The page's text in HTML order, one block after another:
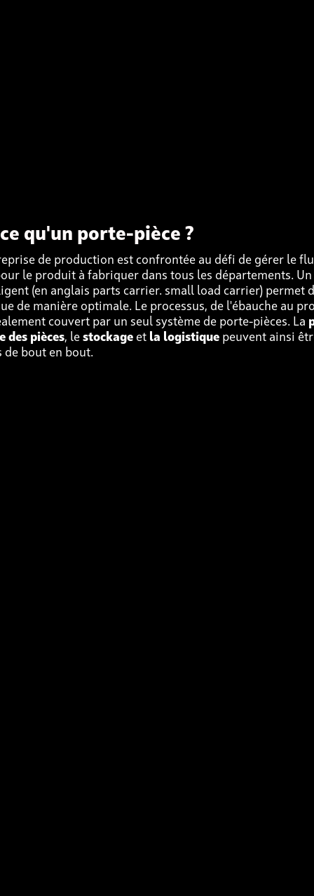
qu'un porte-pièce ?
de production est confrontée au défi de gérer le
le produit à fabriquer dans tous les départements.
(en anglais parts carrier. small load carrier) permet
de manière optimale. Le processus, de l'ébauche au
couvert par un seul système de porte-pièces. La
des pièces, le stockage et la logistique peuvent ainsi
de bout en bout.